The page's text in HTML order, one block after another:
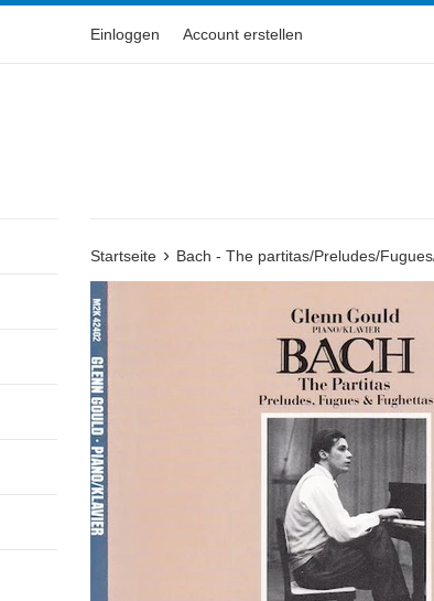
Einloggen Account erstellen
Startseite › Bach - The partitas/Preludes/